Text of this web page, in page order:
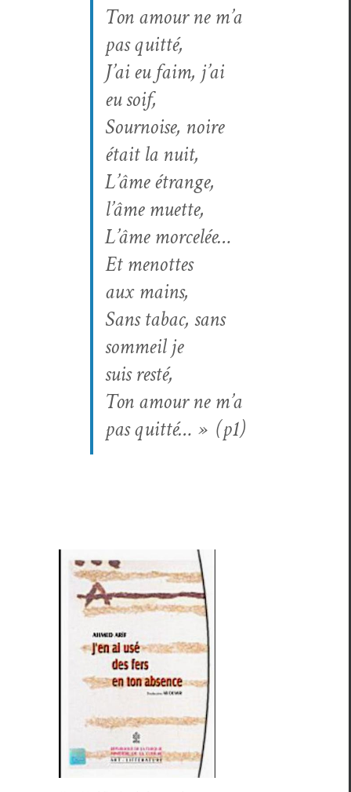
Ton amour ne m’a
pas quitté,
J’ai eu faim, j’ai
eu soif,
Sournoise, noire
était la nuit,
L’âme étrange,
l’âme muette,
L’âme morcelée…
Et menottes
aux mains,
Sans tabac, sans
som­meil je
suis resté,
Ton amour ne m’a
pas quit­té… » (p1)